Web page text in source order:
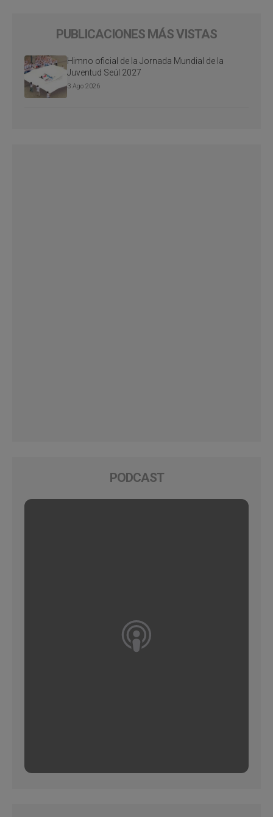
PUBLICACIONES MÁS VISTAS
Himno oficial de la Jornada Mundial de la
Juventud Seúl 2027
3 Ago 2026
PODCAST